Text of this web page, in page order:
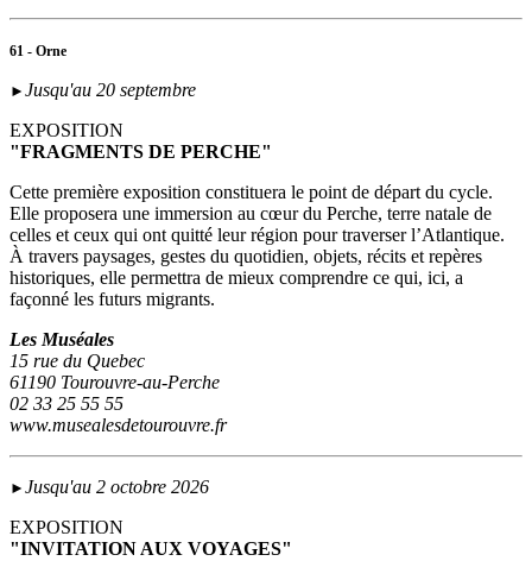
61 - Orne
► Jusqu'au 20 septembre
EXPOSITION
"FRAGMENTS DE PERCHE"
Cette première exposition constituera le point de départ du cycle.
Elle proposera une immersion au cœur du Perche, terre natale de
celles et ceux qui ont quitté leur région pour traverser l’Atlantique.
À travers paysages, gestes du quotidien, objets, récits et repères
historiques, elle permettra de mieux comprendre ce qui, ici, a
façonné les futurs migrants.
Les Muséales
15 rue du Quebec
61190 Tourouvre-au-Perche
02 33 25 55 55
www.musealesdetourouvre.fr
► Jusqu'au 2 octobre 2026
EXPOSITION
"INVITATION AUX VOYAGES"